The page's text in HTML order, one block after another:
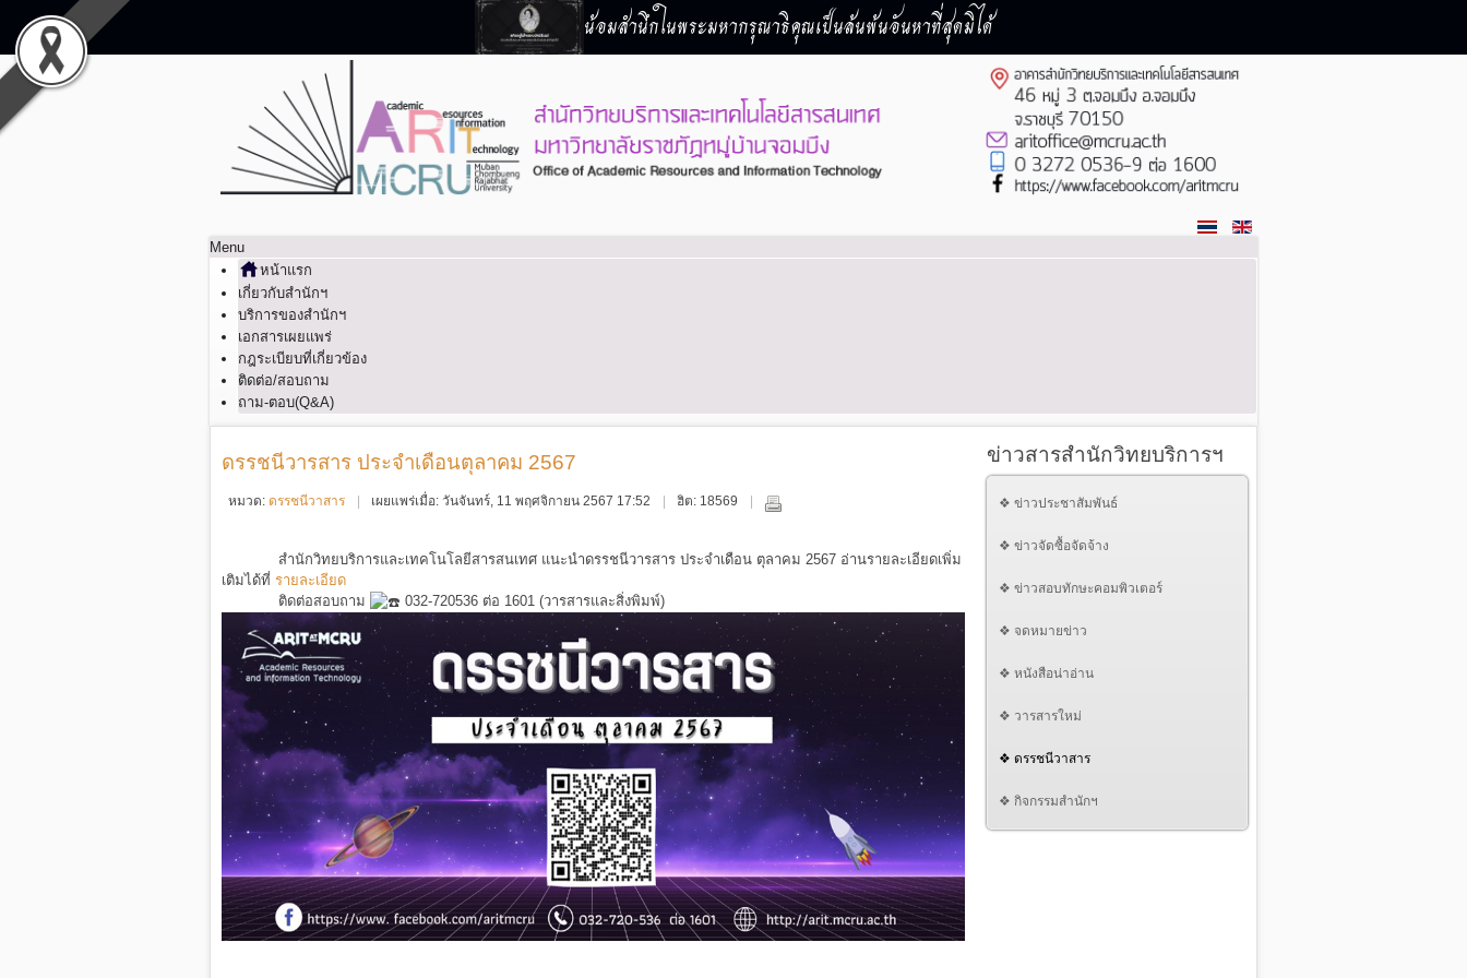
น้อมสำนึกในพระมหากรุณาธิคุณเป็นล้นพ้นอันหาที่สุดมิได้
Menu
หน้าแรก
เกี่ยวกับสำนักฯ
บริการของสำนักฯ
เอกสารเผยแพร่
กฎระเบียบที่เกี่ยวข้อง
ติดต่อ/สอบถาม
ถาม-ตอบ(Q&A)
ดรรชนีวารสาร ประจำเดือนตุลาคม 2567
หมวด: ดรรชนีวาสาร เผยแพร่เมื่อ: วันจันทร์, 11 พฤศจิกายน 2567 17:52 ฮิต: 18569
สำนักวิทยบริการและเทคโนโลยีสารสนเทศ แนะนำดรรชนีวารสาร ประจำเดือน ตุลาคม 2567 อ่านรายละเอียดเพิ่ม
เติมได้ที่ รายละเอียด
ติดต่อสอบถาม
032-720536 ต่อ 1601 (วารสารและสิ่งพิมพ์)
ข่าวสารสำนักวิทยบริการฯ
❖ ข่าวประชาสัมพันธ์
❖ ข่าวจัดซื้อจัดจ้าง
❖ ข่าวสอบทักษะคอมพิวเตอร์
❖ จดหมายข่าว
❖ หนังสือน่าอ่าน
❖ วารสารใหม่
❖ ดรรชนีวาสาร
❖ กิจกรรมสำนักฯ